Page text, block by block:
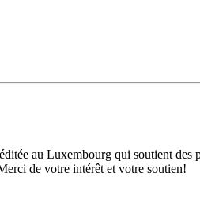
au Luxembourg qui soutient des
de votre intérêt et votre soutien!